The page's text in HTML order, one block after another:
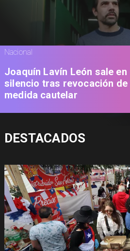
Nacional
Joaquín Lavín León sale en
silencio tras revocación de
medida cautelar
DESTACADOS